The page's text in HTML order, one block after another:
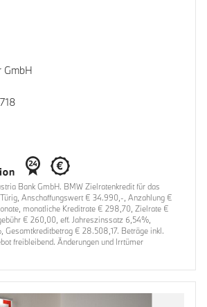
GmbH
Bank GmbH. BMW Zielratenkredit für das
Anschaffungswert € 34.990,-, Anzahlung €
monatliche Kreditrate € 298,70, Zielrate €
€ 260,00, eff. Jahreszinssatz 6,54%,
Gesamtkreditbetrag € 28.508,17. Beträge inkl.
freibleibend. Änderungen und Irrtümer